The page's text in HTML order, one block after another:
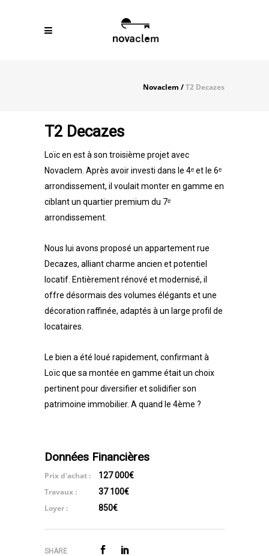
Novaclem /T2 Decazes
T2 Decazes
Loïc en est à son troisième projet avec
Novaclem. Après avoir investi dans le 4ᵉ et le 6ᵉ
arrondissement, il voulait monter en gamme en
ciblant un quartier premium du 7ᵉ
arrondissement.
Nous lui avons proposé un appartement rue
Decazes, alliant charme ancien et potentiel
locatif. Entièrement rénové et modernisé, il
offre désormais des volumes élégants et une
décoration raffinée, adaptés à un large profil de
locataires.
Le bien a été loué rapidement, confirmant à
Loïc que sa montée en gamme était un choix
pertinent pour diversifier et solidifier son
patrimoine immobilier. A quand le 4ème ?
Données Financières
Prix d'achat : 127 000€
Travaux : 37 100€
Loyer : 850€
SHARE